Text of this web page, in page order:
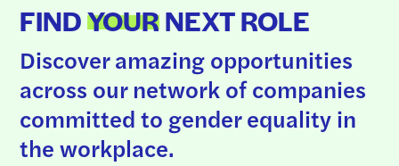
FINDYOURNEXT ROLE
Discover amazing opportunities
across our network of companies
committed to gender equality in
the workplace.